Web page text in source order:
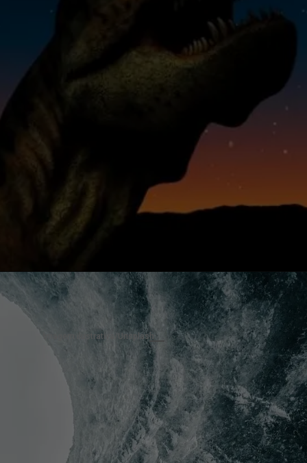
Imagem ilustrativa/Unsplash